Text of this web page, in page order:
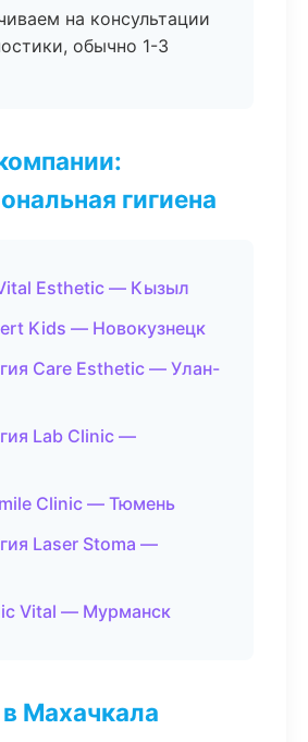
на консультации
обычно 1-3
гигиена
Esthetic — Кызыл
Kids — Новокузнецк
Care Esthetic — Улан-
Lab Clinic —
Clinic — Тюмень
Laser Stoma —
Vital — Мурманск
Махачкала